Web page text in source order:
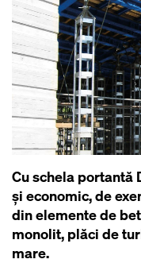
Cu schela portantă
şi economic, de
din elemente de
monolit, plăci de
mare.